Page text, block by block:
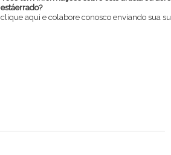
estáerrado?
clique aqui e colabore conosco enviando sua